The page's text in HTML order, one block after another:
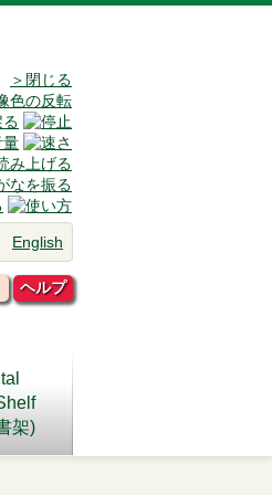
＞閉じる
English
ヘルプ
架)